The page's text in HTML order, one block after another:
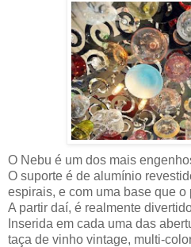
O Nebu é um dos mais
O suporte é de alumínio
espirais, e com uma base que o
A partir daí, é realmente
Inserida em cada uma das
taça de vinho vintage, multi-